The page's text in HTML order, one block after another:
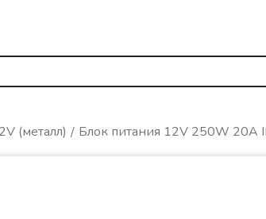
(металл) Блок питания 12V 250W 20A